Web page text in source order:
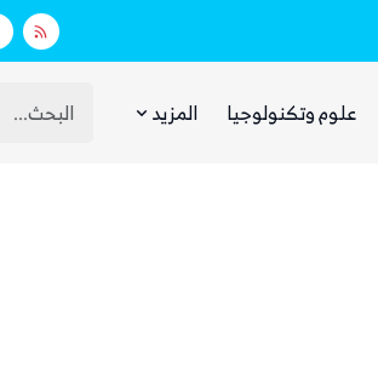
جسيمة بالبنية التحتية ووقوع إصابات جراء القصف الحوثي
علوم وتكنولوجيا المزيد